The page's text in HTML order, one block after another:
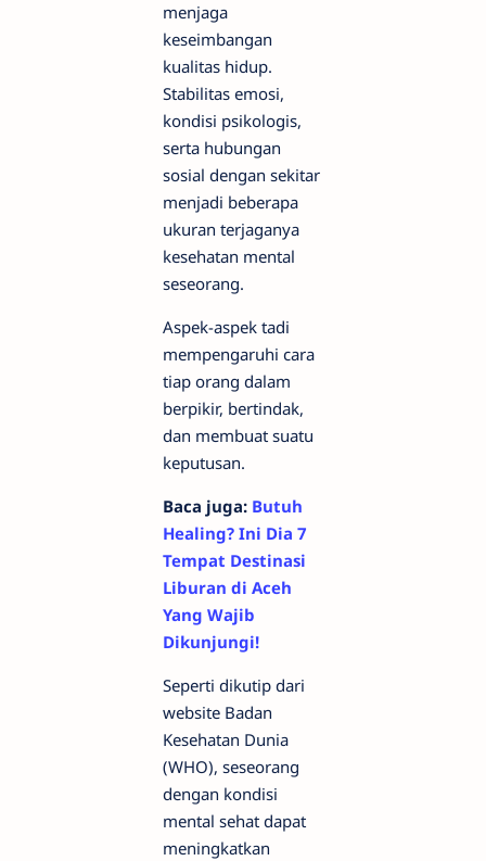
menjaga
keseimbangan
kualitas hidup.
Stabilitas emosi,
kondisi psikologis,
serta hubungan
sosial dengan sekitar
menjadi beberapa
ukuran terjaganya
kesehatan mental
seseorang.
Aspek-aspek tadi
mempengaruhi cara
tiap orang dalam
berpikir, bertindak,
dan membuat suatu
keputusan.
Baca juga: Butuh
Healing? Ini Dia 7
Tempat Destinasi
Liburan di Aceh
Yang Wajib
Dikunjungi!
Seperti dikutip dari
website Badan
Kesehatan Dunia
(WHO), seseorang
dengan kondisi
mental sehat dapat
meningkatkan